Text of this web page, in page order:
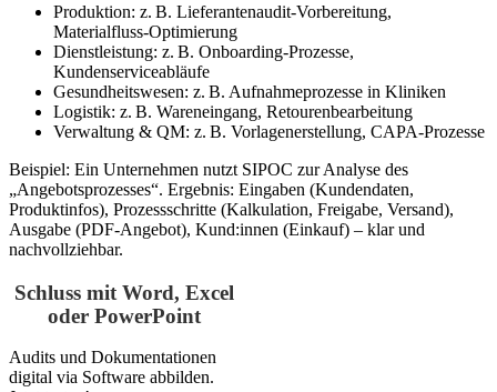
Produktion: z. B. Lieferantenaudit-Vorbereitung,
Materialfluss-Optimierung
Dienstleistung: z. B. Onboarding-Prozesse,
Kundenserviceabläufe
Gesundheitswesen: z. B. Aufnahmeprozesse in Kliniken
Logistik: z. B. Wareneingang, Retourenbearbeitung
Verwaltung & QM: z. B. Vorlagenerstellung, CAPA-Prozesse
Beispiel: Ein Unternehmen nutzt SIPOC zur Analyse des
„Angebotsprozesses“. Ergebnis: Eingaben (Kundendaten,
Produktinfos), Prozessschritte (Kalkulation, Freigabe, Versand),
Ausgabe (PDF-Angebot), Kund:innen (Einkauf) – klar und
nachvollziehbar.
Schluss mit Word, Excel
oder PowerPoint
Audits und Dokumentationen
digital via Software abbilden.